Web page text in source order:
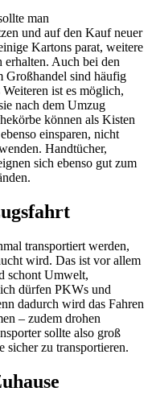
man
und auf den Kauf neuer
Kartons parat, weitere
erhalten. Auch bei den
Großhandel sind häufig
ist es möglich,
nach dem Umzug
können als Kisten
einsparen, nicht
Handtücher,
sich ebenso gut zum
transportiert werden,
wird. Das ist vor allem
schont Umwelt,
dürfen PKWs und
dadurch wird das Fahren
– zudem drohen
sollte also groß
sicher zu transportieren.